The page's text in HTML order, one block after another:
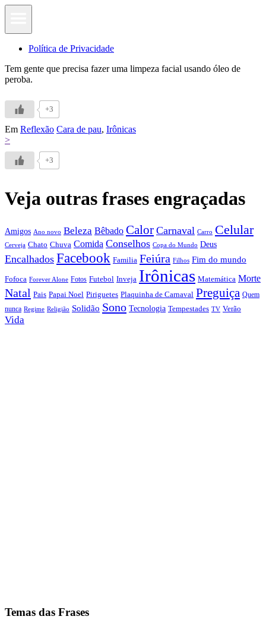
Política de Privacidade
Tem gente que precisa fazer uma limpeza facial usando óleo de
peroba.
+3
Em Reflexão Cara de pau, Irônicas
>
+3
Veja outras frases engraçadas
Amigos Ano novo Beleza Bêbado Calor Carnaval Carro Celular
Cerveja Chato Chuva Comida Conselhos Copa do Mundo Deus
Encalhados Facebook Familia Feiúra Filhos Fim do mundo
Fofoca Forever Alone Fotos Futebol Inveja Irônicas Matemática Morte
Natal Pais Papai Noel Piriguetes Plaquinha de Carnaval Preguiça Quem
nunca Regime Religião Solidão Sono Tecnologia Tempestades TV Verão
Vida
Temas das Frases